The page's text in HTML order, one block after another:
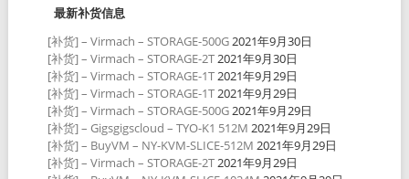
最新补货信息
[补货] – Virmach – STORAGE-500G2021年9月30日
[补货] – Virmach – STORAGE-2T2021年9月30日
[补货] – Virmach – STORAGE-1T2021年9月29日
[补货] – Virmach – STORAGE-1T2021年9月29日
[补货] – Virmach – STORAGE-500G2021年9月29日
[补货] – Gigsgigscloud – TYO-K1 512M 2021年9月29日
[补货] – BuyVM – NY-KVM-SLICE-512M 2021年9月29日
[补货] – Virmach – STORAGE-2T2021年9月29日